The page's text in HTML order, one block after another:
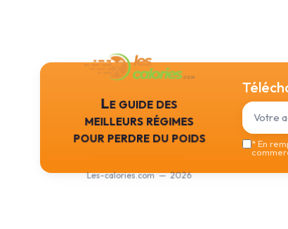
Le guide des
meilleurs régimes
pour perdre du poids
Les-calories.com — 2026
*En